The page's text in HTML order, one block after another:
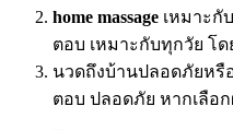
home massage เหมาะกั
ตอบ เหมาะกับทุกวัย โ
นวดถึงบ้านปลอดภัยหรื
ตอบ ปลอดภัย หากเลือ